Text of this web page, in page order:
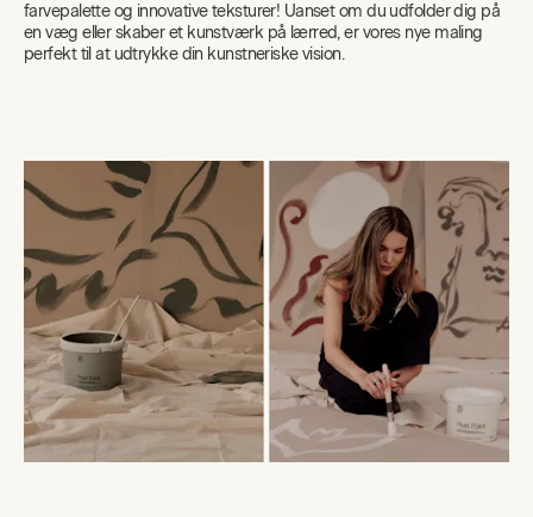
farvepalette og innovative teksturer! Uanset om du udfolder dig på
en væg eller skaber et kunstværk på lærred, er vores nye maling
perfekt til at udtrykke din kunstneriske vision.